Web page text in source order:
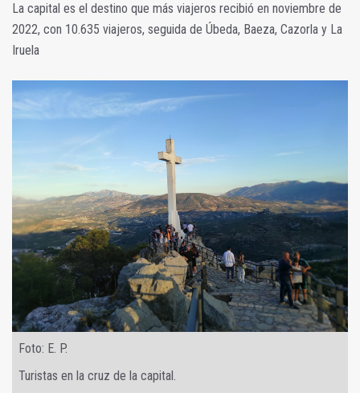
La capital es el destino que más viajeros recibió en noviembre de
2022, con 10.635 viajeros, seguida de Úbeda, Baeza, Cazorla y La
Iruela
Foto: E. P.
Turistas en la cruz de la capital.